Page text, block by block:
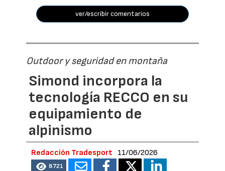
ver/escribir comentarios
Outdoor y seguridad en montaña
Simond incorpora la
tecnología RECCO en su
equipamiento de
alpinismo
Redacción Tradesport 11/06/2026
8721